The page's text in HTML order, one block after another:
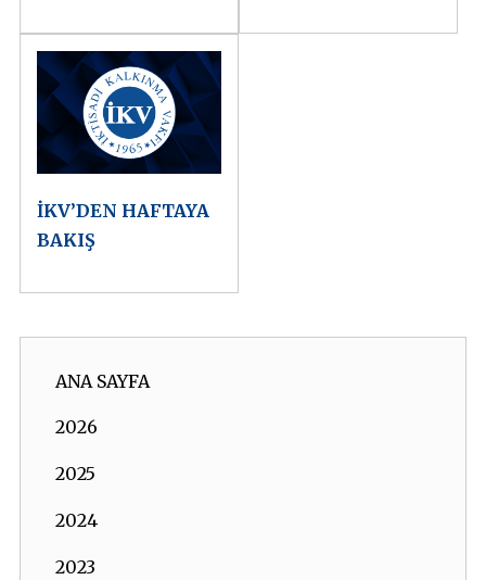
İKV’DEN HAFTAYA
BAKIŞ
ANA SAYFA
2026
2025
2024
2023